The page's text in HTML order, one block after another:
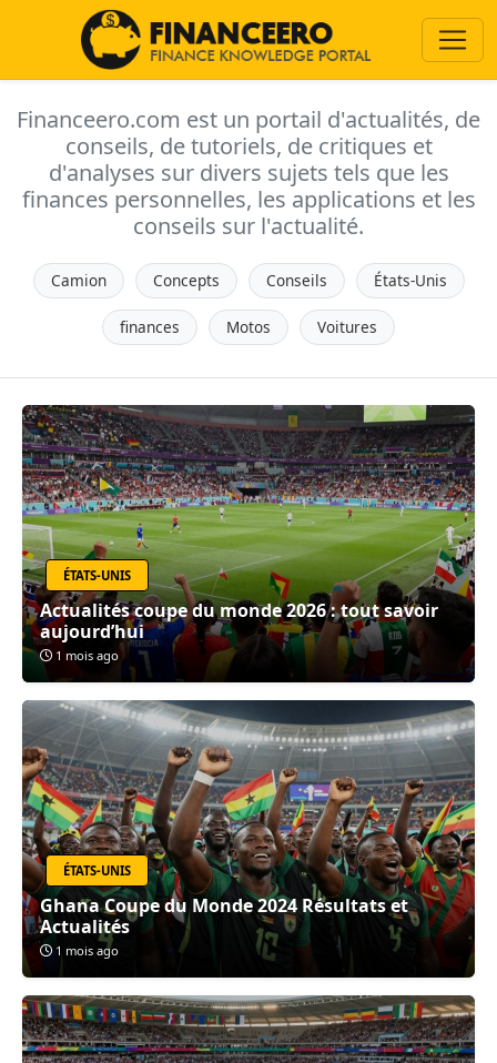
Financeero.com est un portail d'actualités, de
conseils, de tutoriels, de critiques et
d'analyses sur divers sujets tels que les
finances personnelles, les applications et les
conseils sur l'actualité.
Camion Concepts Conseils États-Unis
finances Motos Voitures
ÉTATS-UNIS
Actualités coupe du monde 2026 : tout savoir
aujourd’hui
1 mois ago
ÉTATS-UNIS
Ghana Coupe du Monde 2024 Résultats et
Actualités
1 mois ago